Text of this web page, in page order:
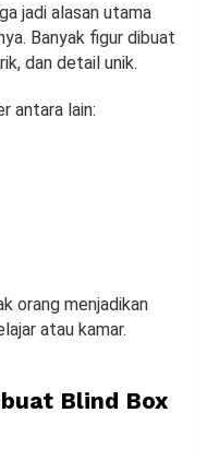
jadi alasan utama
Banyak figur dibuat
dan detail unik.
antara lain:
orang menjadikan
atau kamar.
Blind Box